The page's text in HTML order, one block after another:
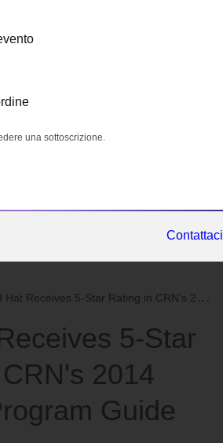
una sottoscrizione.
Contattaci
Receives 5-Star Rating in CRN's 2014 Partner Program Guid...
5-Star
2014
Guide